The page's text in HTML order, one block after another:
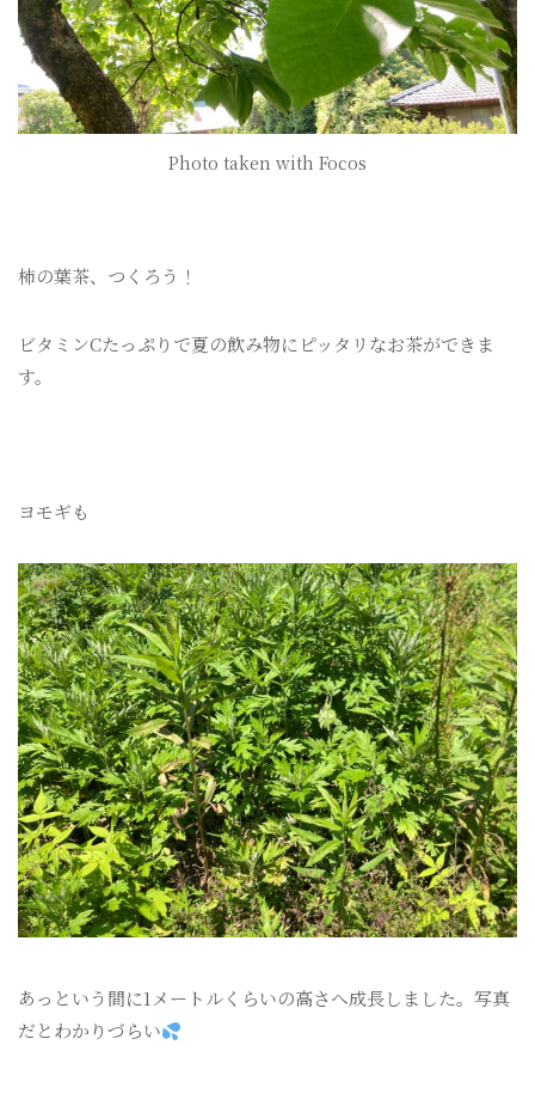
Photo taken with Focos
柿の葉茶、つくろう！
ビタミンCたっぷりで夏の飲み物にピッタリなお茶ができま
す。
ヨモギも
あっという間に1メートルくらいの高さへ成長しました。写真
だとわかりづらい